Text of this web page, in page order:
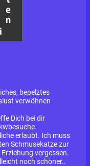
bepelztes
verwöhnen
Dich bei dir
erlaubt. Ich muss
Schmusekatze zur
vergessen.
noch schöner..